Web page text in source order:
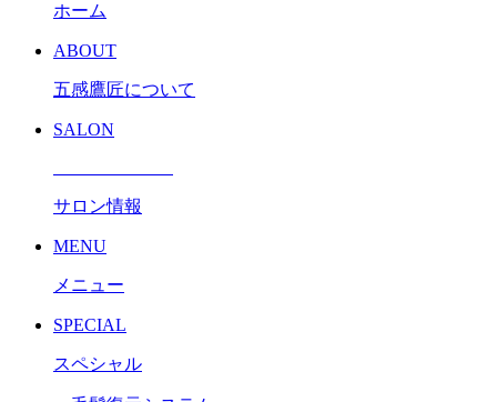
ホーム
ABOUT
五感鷹匠について
SALON
サロン情報
MENU
メニュー
SPECIAL
スペシャル